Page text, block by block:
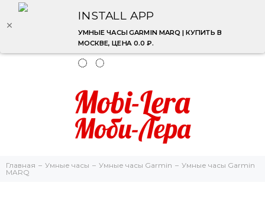
INSTALL APP
УМНЫЕ ЧАСЫ GARMIN MARQ | КУПИТЬ В
МОСКВЕ, ЦЕНА 0.0 ₽.
Главная Умные часы Умные часы Garmin
Умные часы Garmin
MARQ